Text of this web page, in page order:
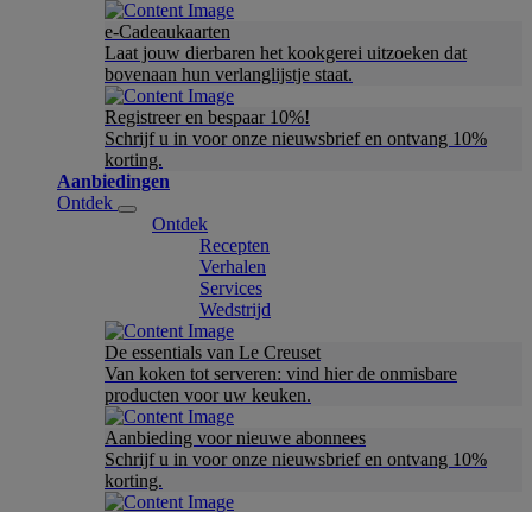
e-Cadeaukaarten
Laat jouw dierbaren het kookgerei uitzoeken dat
bovenaan hun verlanglijstje staat.
Registreer en bespaar 10%!
Schrijf u in voor onze nieuwsbrief en ontvang 10%
korting.
Aanbiedingen
Ontdek
Ontdek
Recepten
Verhalen
Services
Wedstrijd
De essentials van Le Creuset
Van koken tot serveren: vind hier de onmisbare
producten voor uw keuken.
Aanbieding voor nieuwe abonnees
Schrijf u in voor onze nieuwsbrief en ontvang 10%
korting.